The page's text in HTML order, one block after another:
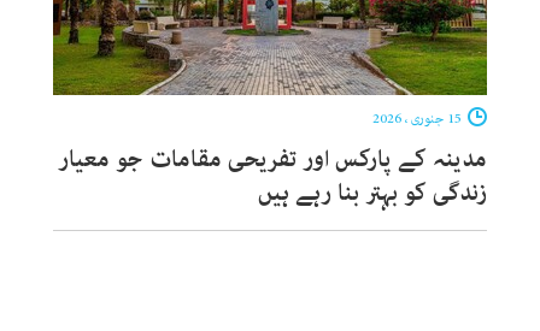
مدینہ کے پارکس اور تفریحی مقامات جو معیار
زندگی کو بہتر بنا رہے ہیں